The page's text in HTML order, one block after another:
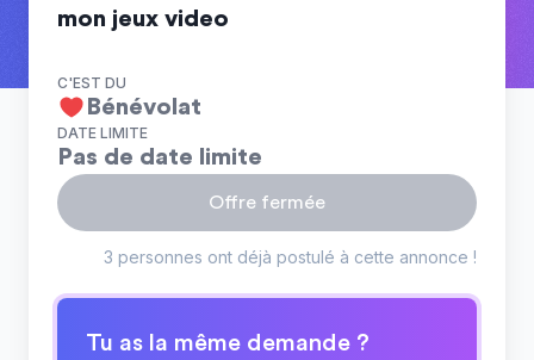
mon jeux video
C'EST DU
Bénévolat
DATE LIMITE
Pas de date limite
Offre fermée
3 personnes ont déjà postulé à cette annonce !
Tu as la même demande ?